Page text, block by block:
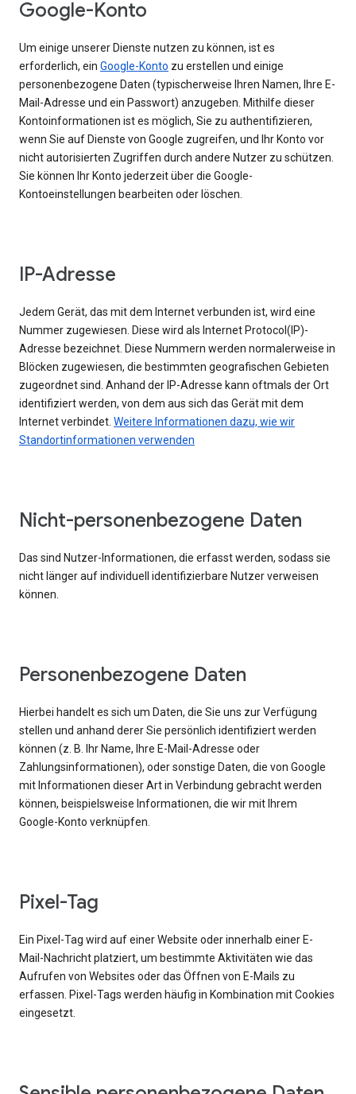
Google-Konto
Um einige unserer Dienste nutzen zu können, ist es
erforderlich, ein Google-Konto zu erstellen und einige
personenbezogene Daten (typischerweise Ihren Namen, Ihre E-
Mail-Adresse und ein Passwort) anzugeben. Mithilfe dieser
Kontoinformationen ist es möglich, Sie zu authentifizieren,
wenn Sie auf Dienste von Google zugreifen, und Ihr Konto vor
nicht autorisierten Zugriffen durch andere Nutzer zu schützen.
Sie können Ihr Konto jederzeit über die Google-
Kontoeinstellungen bearbeiten oder löschen.
IP-Adresse
Jedem Gerät, das mit dem Internet verbunden ist, wird eine
Nummer zugewiesen. Diese wird als Internet Protocol(IP)-
Adresse bezeichnet. Diese Nummern werden normalerweise in
Blöcken zugewiesen, die bestimmten geografischen Gebieten
zugeordnet sind. Anhand der IP-Adresse kann oftmals der Ort
identifiziert werden, von dem aus sich das Gerät mit dem
Internet verbindet. Weitere Informationen dazu, wie wir
Standortinformationen verwenden
Nicht-personenbezogene Daten
Das sind Nutzer-Informationen, die erfasst werden, sodass sie
nicht länger auf individuell identifizierbare Nutzer verweisen
können.
Personenbezogene Daten
Hierbei handelt es sich um Daten, die Sie uns zur Verfügung
stellen und anhand derer Sie persönlich identifiziert werden
können (z. B. Ihr Name, Ihre E-Mail-Adresse oder
Zahlungsinformationen), oder sonstige Daten, die von Google
mit Informationen dieser Art in Verbindung gebracht werden
können, beispielsweise Informationen, die wir mit Ihrem
Google-Konto verknüpfen.
Pixel-Tag
Ein Pixel-Tag wird auf einer Website oder innerhalb einer E-
Mail-Nachricht platziert, um bestimmte Aktivitäten wie das
Aufrufen von Websites oder das Öffnen von E-Mails zu
erfassen. Pixel-Tags werden häufig in Kombination mit Cookies
eingesetzt.